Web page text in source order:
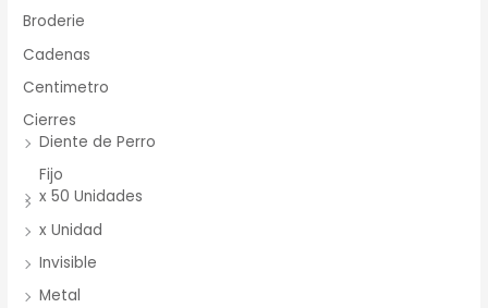
Broderie
Cadenas
Centimetro
Cierres
Diente de Perro
Fijo
x 50 Unidades
x Unidad
Invisible
Metal